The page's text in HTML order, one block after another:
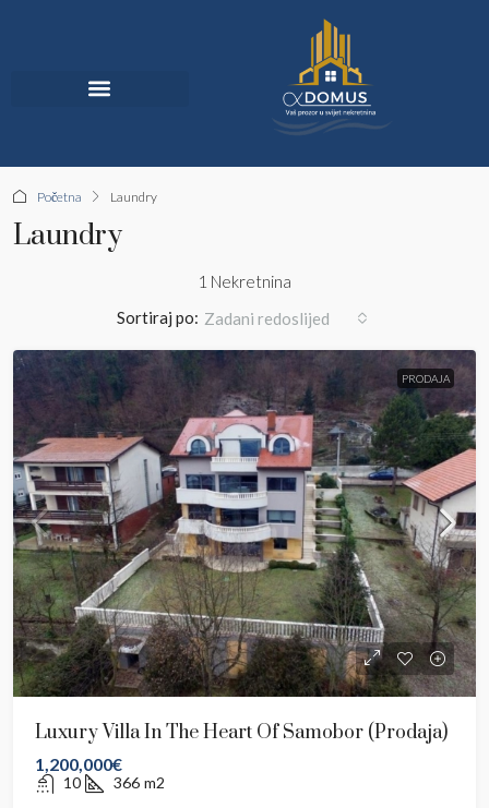
Početna Laundry
Laundry
1 Nekretnina
Sortiraj po: Zadani redoslijed
PRODAJA
Luxury Villa In The Heart Of Samobor (prodaja)
1,200,000€
10 366 m2